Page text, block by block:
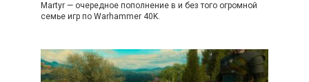
Martyr — очередное пополнение в и без того огромной
семье игр по Warhammer 40K.